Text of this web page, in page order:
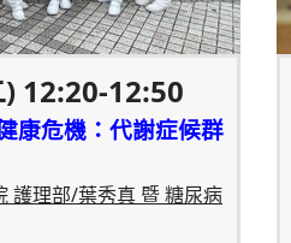
12:20-12:50
康危機：代謝症候群
護理部/葉秀真 暨 糖尿病